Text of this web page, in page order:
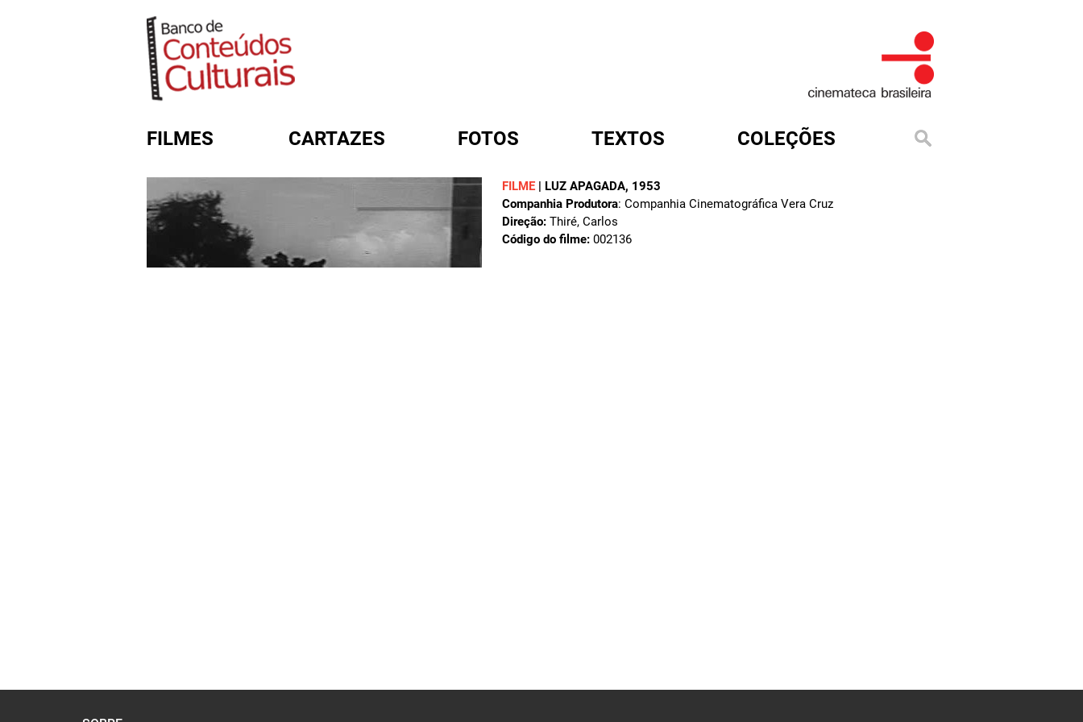
FILMES CARTAZES FOTOS TEXTOS COLEÇÕES
FILME | LUZ APAGADA, 1953
Companhia Produtora: Companhia Cinematográfica Vera Cruz
Direção: Thiré, Carlos
Código do filme: 002136
FORMULÁRIO DE BUSCA